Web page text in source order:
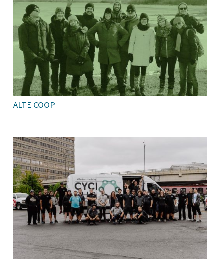
ALTE COOP